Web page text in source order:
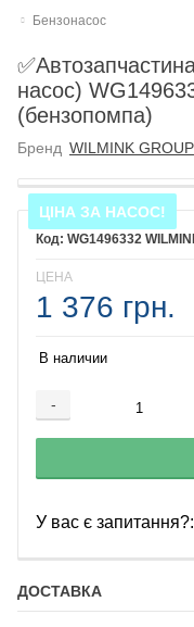
Бензонасос
насос)
(бензопомпа)
Бренд WILMINK GROUP
ЦІНА ЗА НАСОС!
WG1496332
ЦЕНА
1 376 грн.
В наличии
-
У вас є запитання?:
ДОСТАВКА